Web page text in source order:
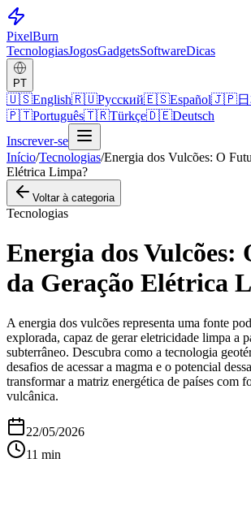
PixelBurn
TecnologiasJogosGadgetsSoftwareDicas
PT
🇺🇸English🇷🇺Русский🇪🇸Español🇯🇵
🇵🇹Português🇹🇷Türkçe🇩🇪Deutsch
Inscrever-se
Início/Tecnologias/Energia dos Vulcões: O
Elétrica Limpa?
Voltar à categoria
Tecnologias
Energia dos Vulcões:
da Geração Elétrica
A energia dos vulcões representa uma fonte
explorada, capaz de gerar eletricidade limpa a
subterrâneo. Descubra como a tecnologia
desafios de acessar a magma e o potencial
transformar a matriz energética de países com
vulcânica.
22/05/2026
11 min